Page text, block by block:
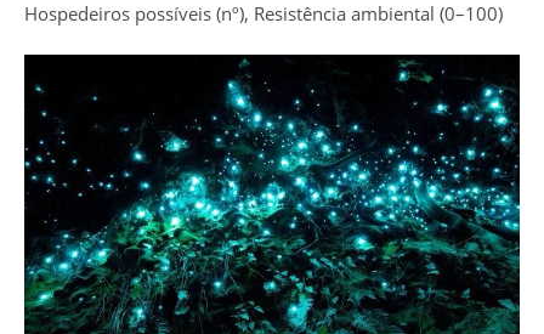
Hospedeiros possíveis (nº), Resistência ambiental (0–100)